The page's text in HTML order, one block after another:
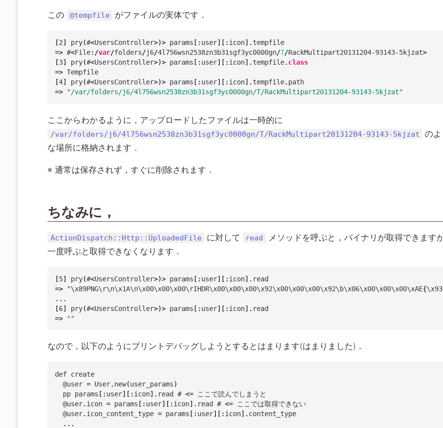
この @tempfile がファイルの実体です．
[2] pry(#<UsersController>)> params [ : user] [ : icon] . tempfile
=> #<File: /var/folders/j6/4l756wsn2538zn3b31sgf3yc0000gn/T/RackMultipart20131204-93143-5kjzat>
[3] pry(#<UsersController>)> params [ : user] [ : icon] . tempfile. class
=>
Tempfile
[4] pry(#<UsersController>)> params [ : user] [ : icon] . tempfile. path
=>
"/var/folders/j6/4l756wsn2538zn3b31sgf3yc0000gn/T/RackMultipart20131204-93143-5kjzat"
ここからわかるように，アップロードしたファイルは一時的に
/var/folders/j6/4l756wsn2538zn3b31sgf3yc0000gn/T/RackMultipart20131204-93143-5kjzat
の
な場所に格納されます．
※ 通常は保存されず，すぐに削除されます．
ちなみに，
ActionDispatch::Http::UploadedFile に対して read
メソッドを呼ぶと，バイナリが取得できます
一度呼ぶと取得できなくなります．
[5] pry(#<UsersController>)> params [ : user] [ : icon] . read
=> "\x89PNG\r\n\x1A\n\x00\x00\x00\rIHDR\x00\x00\x00\x92\x00\x00\x00\x92\b\x06\x00\x00\x00\xAE{
...
[6] pry(#<UsersController>)> params [ : user] [ : icon] . read
=>
""
なので，以下のようにプリントデバッグしようとするとはまります(はまりました)．
def create
  @user
= User. new(user_params)
  pp params
[ : user] [ : icon] . read # <= ここで読んでしまうと
  @user
. icon = params [ : user] [ : icon] . read # <= ここでは取得できない
  @user
. icon_content_type = params [ : user] [ : icon] . content_type
...